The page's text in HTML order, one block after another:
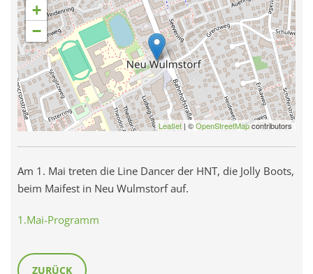
+
−
Leaflet | ©OpenStreetMapcontributors
Am 1. Mai treten die Line Dancer der HNT, die Jolly Boots,
beim Maifest in Neu Wulmstorf auf.
1.Mai-Programm
ZURÜCK